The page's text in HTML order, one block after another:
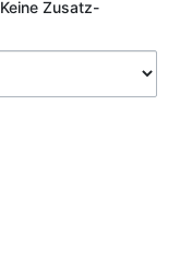
Keine Zusatz-